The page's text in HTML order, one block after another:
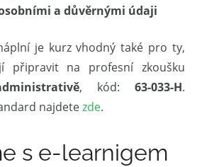
a důvěrnými údaji
je kurz vhodný také pro ty,
připravit na profesní zkoušku
, kód: 63-033-H.
najdetezde.
s e-learnigem